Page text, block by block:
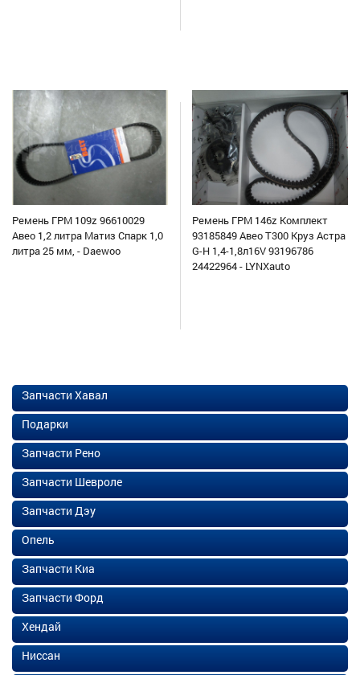
Ремень ГРМ 109z 96610029
Авео 1,2 литра Матиз Спарк 1,0
литра 25 мм, - Daewoo
Ремень ГРМ 146z Комплект
93185849 Авео Т300 Круз Астра
G-H 1,4-1,8л16V 93196786
24422964 - LYNXauto
Запчасти Хавал
Подарки
Запчасти Рено
Запчасти Шевроле
Запчасти Дэу
Опель
Запчасти Киа
Запчасти Форд
Хендай
Ниссан